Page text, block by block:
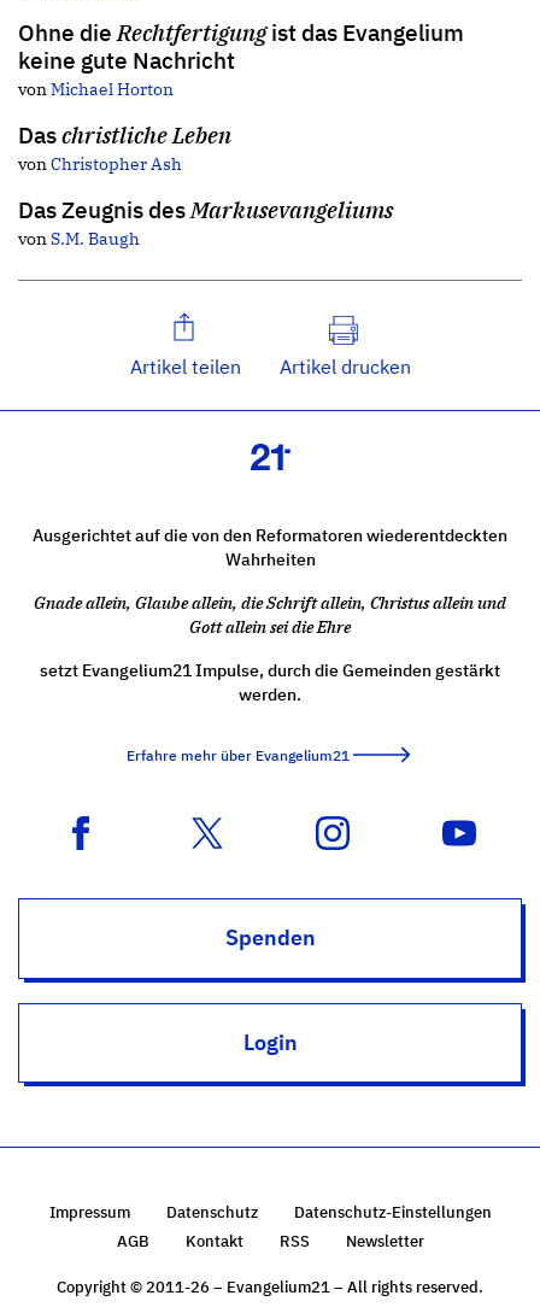
Ohne dieRechtfertigungist das Evangelium
keine gute Nachricht
vonMichael Horton
Daschristliche Leben
vonChristopher Ash
Das Zeugnis desMarkusevangeliums
vonS.M. Baugh
Artikel teilen Artikel drucken
Ausgerichtet auf die von den Reformatoren wiederentdeckten
Wahrheiten
Gnade allein, Glaube allein, die Schrift allein, Christus allein und
Gott allein sei die Ehre
setzt Evangelium21 Impulse, durch die Gemeinden gestärkt
werden.
Erfahre mehr über Evangelium21
Spenden
Login
Impressum Datenschutz
Datenschutz-Einstellungen
AGB
Kontakt RSS Newsletter
Copyright © 2011-26 – Evangelium21 – All rights reserved.